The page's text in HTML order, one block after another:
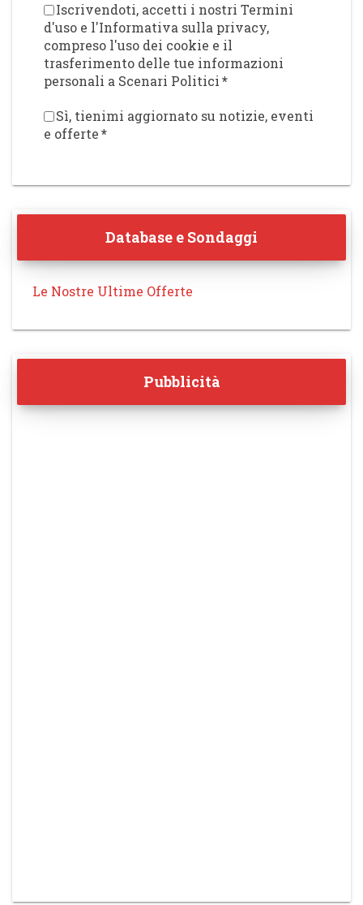
Iscrivendoti, accetti i nostri Termini
d'uso e l'Informativa sulla privacy,
compreso l'uso dei cookie e il
trasferimento delle tue informazioni
personali a Scenari Politici*
Sì, tienimi aggiornato su notizie, eventi
e offerte*
Database e Sondaggi
Le Nostre Ultime Offerte
Pubblicità